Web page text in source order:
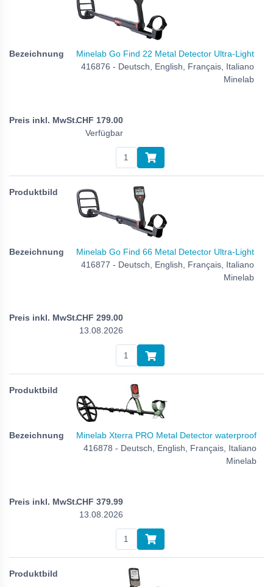
Minelab Go Find 22 Metal Detector Ultra-Light
416876 - Deutsch, English, Français, Italiano
Minelab
CHF 179.00
Verfügbar
Minelab Go Find 66 Metal Detector Ultra-Light
416877 - Deutsch, English, Français, Italiano
Minelab
CHF 299.00
13.08.2026
Minelab Xterra PRO Metal Detector waterproof
416878 - Deutsch, English, Français, Italiano
Minelab
CHF 379.99
13.08.2026